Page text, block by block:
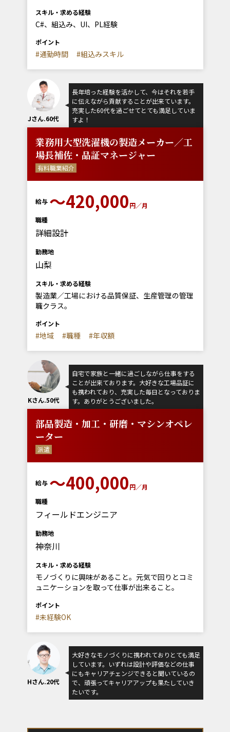
スキル・求める経験
C#、組込み、UI、PL経験
ポイント
#通勤時間 #組込みスキル
Jさん.60代
長年培った経験を活かして、今はそれを若手
に伝えながら貢献することが出来ています。
充実した60代を過ごせてとても満足していま
すよ！
業務用大型洗濯機の製造メーカー／工
場長補佐・品証マネージャー
有料職業紹介
給与 〜420,000円／月
職種
詳細設計
勤務地
山梨
スキル・求める経験
製造業／工場における品質保証、生産管理の管理
職クラス。
ポイント
#地域 #職種 #年収額
Kさん.50代
自宅で家族と一緒に過ごしながら仕事をする
ことが出来ております。大好きな工場品証に
も携われており、充実した毎日となっておりま
す。ありがとうございました。
部品製造・加工・研磨・マシンオペレ
ーター
派遣
給与 〜400,000円／月
職種
フィールドエンジニア
勤務地
神奈川
スキル・求める経験
モノづくりに興味があること。元気で回りとコミ
ュニケーションを取って仕事が出来ること。
ポイント
#未経験OK
Hさん.20代
大好きなモノづくりに携われておりとても満足
しています。いずれは設計や評価などの仕事
にもキャリアチェンジできると聞いているの
で、頑張ってキャリアアップも果たしていき
たいです。